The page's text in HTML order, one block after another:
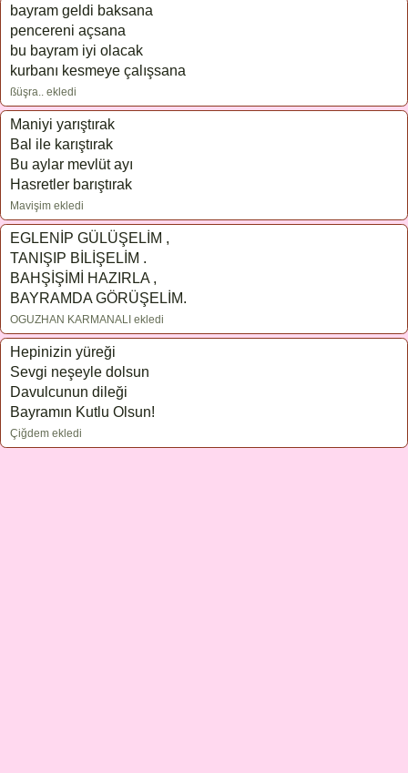
bayram geldi baksana
pencereni açsana
bu bayram iyi olacak
kurbanı kesmeye çalışsana
ßüşra.. ekledi
Maniyi yarıştırak
Bal ile karıştırak
Bu aylar mevlüt ayı
Hasretler barıştırak
Mavişim ekledi
EGLENİP GÜLÜŞELİM ,
TANIŞIP BİLİŞELİM .
BAHŞİŞİMİ HAZIRLA ,
BAYRAMDA GÖRÜŞELİM.
OGUZHAN KARMANALI ekledi
Hepinizin yüreği
Sevgi neşeyle dolsun
Davulcunun dileği
Bayramın Kutlu Olsun!
Çiğdem ekledi